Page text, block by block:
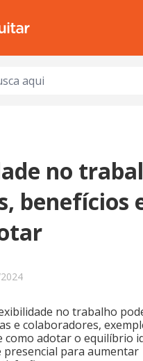
no
benefícios
no trabalho
e colaboradores,
como adotar o equilíbrio
para aumentar